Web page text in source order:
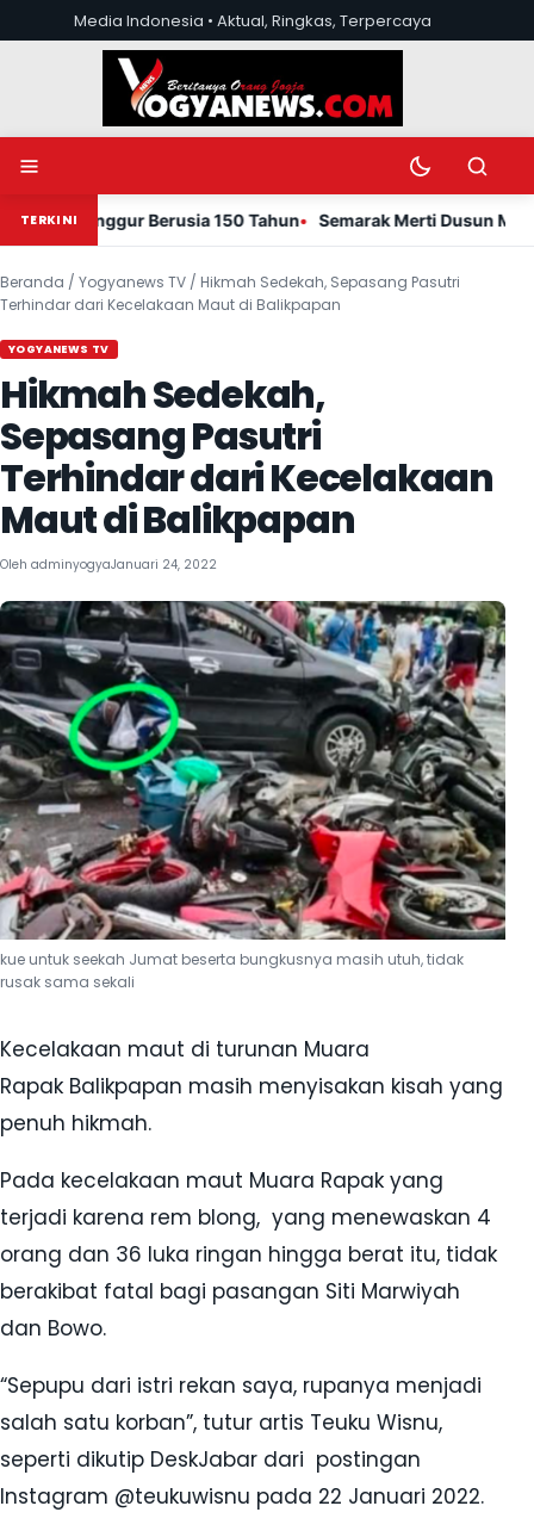
Lewati ke kontenMedia Indonesia • Aktual, Ringkas, Terpercaya
TERKINI
Munggur Berusia 150 Tahun Semarak Merti Dusun
Beranda / Yogyanews TV / Hikmah Sedekah, Sepasang Pasutri
Terhindar dari Kecelakaan Maut di Balikpapan
YOGYANEWS TV
Hikmah Sedekah,
Sepasang Pasutri
Terhindar dari Kecelakaan
Maut di Balikpapan
Oleh adminyogyaJanuari 24, 2022
kue untuk seekah Jumat beserta bungkusnya masih utuh, tidak
rusak sama sekali
Kecelakaan maut di turunan Muara
Rapak Balikpapan masih menyisakan kisah yang
penuh hikmah.
Pada kecelakaan maut Muara Rapak yang
terjadi karena rem blong, yang menewaskan 4
orang dan 36 luka ringan hingga berat itu, tidak
berakibat fatal bagi pasangan Siti Marwiyah
dan Bowo.
“Sepupu dari istri rekan saya, rupanya menjadi
salah satu korban”, tutur artis Teuku Wisnu,
seperti dikutip DeskJabar dari postingan
Instagram @teukuwisnu pada 22 Januari 2022.